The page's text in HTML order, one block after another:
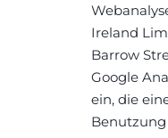
Ireland
Barrow
Google
ein, die